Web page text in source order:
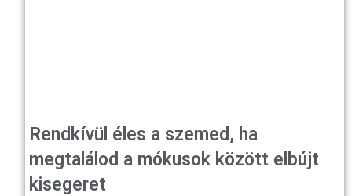
Rendkívül éles a szemed, ha
megtalálod a mókusok között elbújt
kisegeret